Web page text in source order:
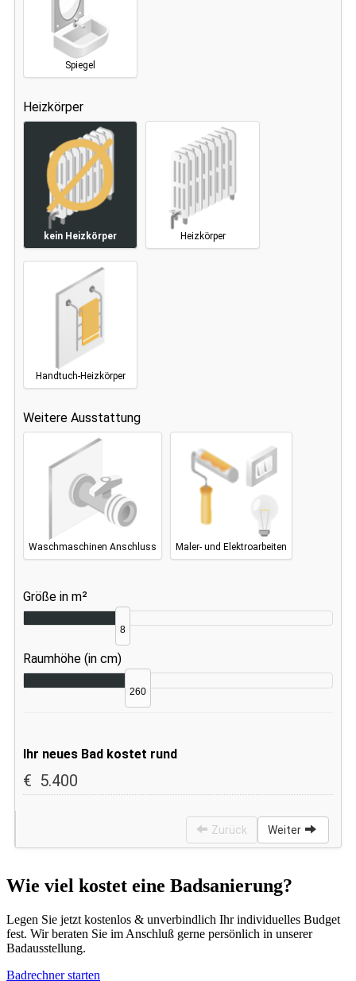
Wie viel kostet eine Badsanierung?
Legen Sie jetzt kostenlos & unverbindlich Ihr individuelles Budget
fest. Wir beraten Sie im Anschluß gerne persönlich in unserer
Badausstellung.
Badrechner starten